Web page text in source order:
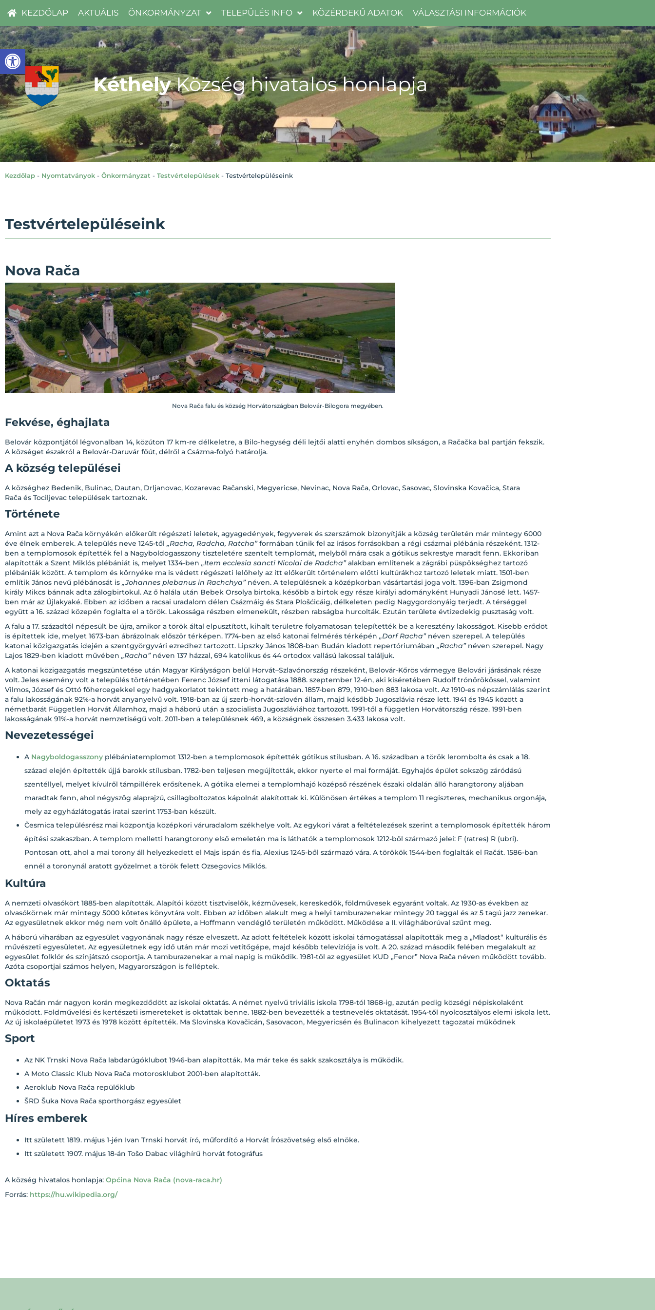
Eszköztár megnyitása
KEZDŐLAP AKTUÁLIS ÖNKORMÁNYZAT TELEPÜLÉS INFO KÖZÉRDEKŰ ADATOK VÁLASZTÁSI INFORMÁCIÓK
Kéthely Község hivatalos honlapja
Kezdőlap - Nyomtatványok - Önkormányzat - Testvértelepülések - Testvértelepüléseink
Testvértelepüléseink
Nova Rača
Nova Rača falu és község Horvátországban Belovár-Bilogora megyében.
Fekvése, éghajlata
Belovár központjától légvonalban 14, közúton 17 km-re délkeletre, a Bilo-hegység déli lejtői alatti enyhén dombos síkságon, a Račačka bal partján fekszik.
A községet északról a Belovár-Daruvár főút, délről a Csázma-folyó határolja.
A község települései
A községhez Bedenik, Bulinac, Dautan, Drljanovac, Kozarevac Račanski, Megyericse, Nevinac, Nova Rača, Orlovac, Sasovac, Slovinska Kovačica, Stara
Rača és Tociljevac települések tartoznak.
Története
Amint azt a Nova Rača környékén előkerült régészeti leletek, agyagedények, fegyverek és szerszámok bizonyítják a község területén már mintegy 6000
éve élnek emberek. A település neve 1245-től „Racha, Radcha, Ratcha”formában tűnik fel az írásos forrásokban a régi csázmai plébánia részeként. 1312-
ben a templomosok építették fel a Nagyboldogasszony tiszteletére szentelt templomát, melyből mára csak a gótikus sekrestye maradt fenn. Ekkoriban
alapították a Szent Miklós plébániát is, melyet 1334-ben „Item ecclesia sancti Nicolai de Radcha”alakban említenek a zágrábi püspökséghez tartozó
plébániák között. A templom és környéke ma is védett régészeti lelőhely az itt előkerült történelem előtti kultúrákhoz tartozó leletek miatt. 1501-ben
említik János nevű plébánosát is „Johannes plebanus in Rachchya”néven. A településnek a középkorban vásártartási joga volt. 1396-ban Zsigmond
király Mikcs bánnak adta zálogbirtokul. Az ő halála után Bebek Orsolya birtoka, később a birtok egy része királyi adományként Hunyadi Jánosé lett. 1457-
ben már az Újlakyaké. Ebben az időben a racsai uradalom délen Csázmáig és Stara Plošćicáig, délkeleten pedig Nagygordonyáig terjedt. A térséggel
együtt a 16. század közepén foglalta el a török. Lakossága részben elmenekült, részben rabságba hurcolták. Ezután területe évtizedekig pusztaság volt.
A falu a 17. századtól népesült be újra, amikor a török által elpusztított, kihalt területre folyamatosan telepítették be a keresztény lakosságot. Kisebb erődöt
is építettek ide, melyet 1673-ban ábrázolnak először térképen. 1774-ben az első katonai felmérés térképén „Dorf Racha”néven szerepel. A település
katonai közigazgatás idején a szentgyörgyvári ezredhez tartozott. Lipszky János 1808-ban Budán kiadott repertóriumában „Racha”néven szerepel. Nagy
Lajos 1829-ben kiadott művében „Racha”néven 137 házzal, 694 katolikus és 44 ortodox vallású lakossal találjuk.
A katonai közigazgatás megszüntetése után Magyar Királyságon belül Horvát–Szlavónország részeként, Belovár-Kőrös vármegye Belovári járásának része
volt. Jeles esemény volt a település történetében Ferenc József itteni látogatása 1888. szeptember 12-én, aki kíséretében Rudolf trónörökössel, valamint
Vilmos, József és Ottó főhercegekkel egy hadgyakorlatot tekintett meg a határában. 1857-ben 879, 1910-ben 883 lakosa volt. Az 1910-es népszámlálás szerint
a falu lakosságának 92%-a horvát anyanyelvű volt. 1918-ban az új szerb-horvát-szlovén állam, majd később Jugoszlávia része lett. 1941 és 1945 között a
németbarát Független Horvát Államhoz, majd a háború után a szocialista Jugoszláviához tartozott. 1991-től a független Horvátország része. 1991-ben
lakosságának 91%-a horvát nemzetiségű volt. 2011-ben a településnek 469, a községnek összesen 3.433 lakosa volt.
Nevezetességei
A Nagyboldogasszony plébániatemplomot 1312-ben a templomosok építették gótikus stílusban. A 16. században a török lerombolta és csak a 18.
század elején építették újjá barokk stílusban. 1782-ben teljesen megújították, ekkor nyerte el mai formáját. Egyhajós épület sokszög záródású
szentéllyel, melyet kívülről támpillérek erősítenek. A gótika elemei a templomhajó középső részének északi oldalán álló harangtorony aljában
maradtak fenn, ahol négyszög alaprajzú, csillagboltozatos kápolnát alakítottak ki. Különösen értékes a templom 11 regiszteres, mechanikus orgonája,
mely az egyházlátogatás iratai szerint 1753-ban készült.
Česmica településrész mai központja középkori váruradalom székhelye volt. Az egykori várat a feltételezések szerint a templomosok építették három
építési szakaszban. A templom melletti harangtorony első emeletén ma is láthatók a templomosok 1212-ből származó jelei: F (ratres) R (ubri).
Pontosan ott, ahol a mai torony áll helyezkedett el Majs ispán és fia, Alexius 1245-ből származó vára. A törökök 1544-ben foglalták el Račát. 1586-ban
ennél a toronynál aratott győzelmet a török felett Ozsegovics Miklós.
Kultúra
A nemzeti olvasókört 1885-ben alapították. Alapítói között tisztviselők, kézművesek, kereskedők, földművesek egyaránt voltak. Az 1930-as években az
olvasókörnek már mintegy 5000 kötetes könyvtára volt. Ebben az időben alakult meg a helyi tamburazenekar mintegy 20 taggal és az 5 tagú jazz zenekar.
Az egyesületnek ekkor még nem volt önálló épülete, a Hoffmann vendéglő területén működött. Működése a II. világháborúval szűnt meg.
A háború viharában az egyesület vagyonának nagy része elveszett. Az adott feltételek között iskolai támogatással alapították meg a „Mladost“ kulturális és
művészeti egyesületet. Az egyesületnek egy idő után már mozi vetítőgépe, majd később televíziója is volt. A 20. század második felében megalakult az
egyesület folklór és színjátszó csoportja. A tamburazenekar a mai napig is működik. 1981-től az egyesület KUD „Fenor” Nova Rača néven működött tovább.
Azóta csoportjai számos helyen, Magyarországon is felléptek.
Oktatás
Nova Račán már nagyon korán megkezdődött az iskolai oktatás. A német nyelvű triviális iskola 1798-tól 1868-ig, azután pedig községi népiskolaként
működött. Földművelési és kertészeti ismereteket is oktattak benne. 1882-ben bevezették a testnevelés oktatását. 1954-től nyolcosztályos elemi iskola lett.
Az új iskolaépületet 1973 és 1978 között építették. Ma Slovinska Kovačicán, Sasovacon, Megyericsén és Bulinacon kihelyezett tagozatai működnek
Sport
Az NK Trnski Nova Rača labdarúgóklubot 1946-ban alapították. Ma már teke és sakk szakosztálya is működik.
A Moto Classic Klub Nova Rača motorosklubot 2001-ben alapították.
Aeroklub Nova Rača repülőklub
ŠRD Šuka Nova Rača sporthorgász egyesület
Híres emberek
Itt született 1819. május 1-jén Ivan Trnski horvát író, műfordító a Horvát Írószövetség első elnöke.
Itt született 1907. május 18-án Tošo Dabac világhírű horvát fotográfus
A község hivatalos honlapja: Općina Nova Rača (nova-raca.hr)
Forrás: https://hu.wikipedia.org/